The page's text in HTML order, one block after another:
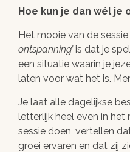
Hoe kun je dan wél je
Het mooie van de sessie
ontspanningis dat je
een situatie waarin je
laten voor wat het is.
Je laat alle dagelijkse
letterlijk heel even in
sessie doen, vertellen
groei ervaren en dat zij